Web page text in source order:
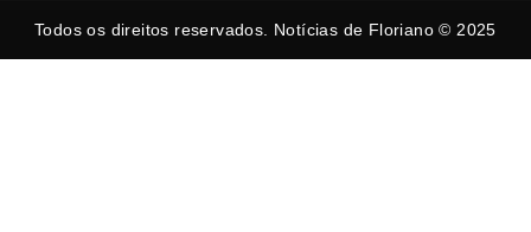
Todos os direitos reservados. Notícias de Floriano © 2025